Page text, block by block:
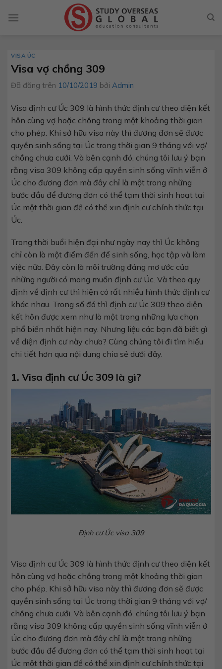
đến
VISA ÚC
Visa vợ chồng 309
Đã đăng trên 10/10/2019 bởi Admin
Visa định cư Úc 309 là hình thức định cư theo diện kết
hôn cùng vợ hoặc chồng trong một khoảng thời gian
cho phép. Khi sở hữu visa này thì đương đơn sẽ được
quyền sinh sống tại Úc trong thời gian 9 tháng với vợ/
chồng chưa cưới. Và bên cạnh đó, chúng tôi lưu ý bạn
rằng visa 309 không cấp quyền sinh sống vĩnh viễn ở
Úc cho đương đơn mà đây chỉ là một trong những
bước đầu để đương đơn có thể tạm thời sinh hoạt tại
Úc một thời gian để có thể xin định cư chính thức tại
Úc.
Trong thời buổi hiện đại như ngày nay thì Úc không
chỉ còn là một điểm đến để sinh sống, học tập và làm
việc nữa. Đây còn là môi trường đáng mơ ước của
những người có mong muốn định cư Úc. Và theo quy
định về định cư thì hiện có rất nhiều hình thức định cư
khác nhau. Trong số đó thì định cư Úc 309 theo diện
kết hôn được xem như là một trong những lựa chọn
phổ biến nhất hiện nay. Nhưng liệu các bạn đã biết gì
về diện định cư này chưa? Cùng chúng tôi đi tìm hiểu
chi tiết hơn qua nội dung chia sẻ dưới đây.
1. Visa định cư Úc 309 là gì?
Định cư Úc visa 309
Visa định cư Úc 309 là hình thức định cư theo diện kết
hôn cùng vợ hoặc chồng trong một khoảng thời gian
cho phép. Khi sở hữu visa này thì đương đơn sẽ được
quyền sinh sống tại Úc trong thời gian 9 tháng với vợ/
chồng chưa cưới. Và bên cạnh đó, chúng tôi lưu ý bạn
rằng visa 309 không cấp quyền sinh sống vĩnh viễn ở
Úc cho đương đơn mà đây chỉ là một trong những
bước đầu để đương đơn có thể tạm thời sinh hoạt tại
Úc một thời gian để có thể xin định cư chính thức tại